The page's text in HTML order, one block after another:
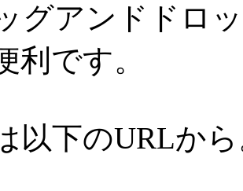
グアンドドロ
利です。
以下のURLか